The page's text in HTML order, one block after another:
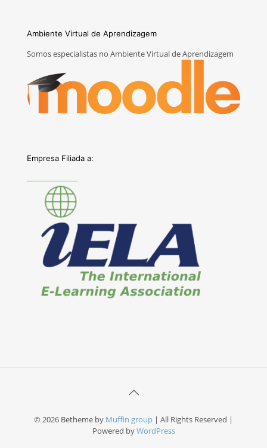
Ambiente Virtual de Aprendizagem
Somos especialistas no Ambiente Virtual de Aprendizagem
Empresa Filiada a:
© 2026 Betheme by Muffin group | All Rights Reserved |
Powered byWordPress